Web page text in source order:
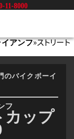
11-8000
アンフ»ストリート
のバイクボーイ
フ
カップ